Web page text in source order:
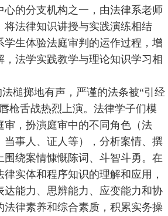
心的分支机构之一，由法律系老师
将法律知识讲授与实践演练相结
学生体验法庭审判的运作过程，增
，法学实践教学与理论知识学习相
槌掷地有声，严谨的法条被“引经
枪舌战热烈上演。法律学子们模
审，扮演庭审中的不同角色（法
当事人、证人等），分析案情、撰
围绕案情慷慨陈词、斗智斗勇。在
实体和程序知识的理解和应用，
达能力、思辨能力、应变能力和协
法律素养和综合素质，积累实务操